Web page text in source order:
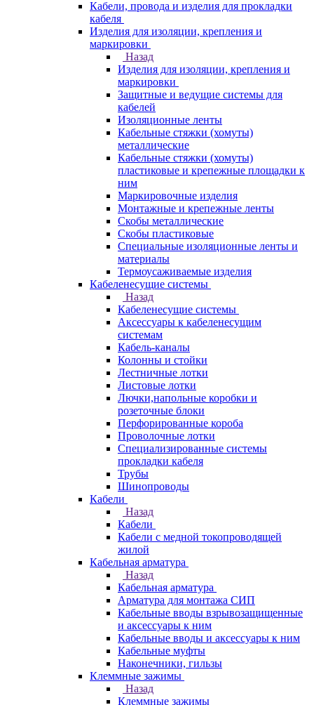
Кабели, провода и изделия для прокладки
кабеля
Изделия для изоляции, крепления и
маркировки
Назад
Изделия для изоляции, крепления и
маркировки
Защитные и ведущие системы для
кабелей
Изоляционные ленты
Кабельные стяжки (хомуты)
металлические
Кабельные стяжки (хомуты)
пластиковые и крепежные площадки к
ним
Маркировочные изделия
Монтажные и крепежные ленты
Скобы металлические
Скобы пластиковые
Специальные изоляционные ленты и
материалы
Термоусаживаемые изделия
Кабеленесущие системы
Назад
Кабеленесущие системы
Аксессуары к кабеленесущим
системам
Кабель-каналы
Колонны и стойки
Лестничные лотки
Листовые лотки
Лючки,напольные коробки и
розеточные блоки
Перфорированные короба
Проволочные лотки
Специализированные системы
прокладки кабеля
Трубы
Шинопроводы
Кабели
Назад
Кабели
Кабели с медной токопроводящей
жилой
Кабельная арматура
Назад
Кабельная арматура
Арматура для монтажа СИП
Кабельные вводы взрывозащищенные
и аксессуары к ним
Кабельные вводы и аксессуары к ним
Кабельные муфты
Наконечники, гильзы
Клеммные зажимы
Назад
Клеммные зажимы